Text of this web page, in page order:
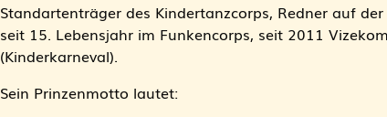
Standartenträger des Kindertanzcorps, Redner auf
seit 15. Lebensjahr im Funkencorps, seit 2011
(Kinderkarneval).
Sein Prinzenmotto lautet: